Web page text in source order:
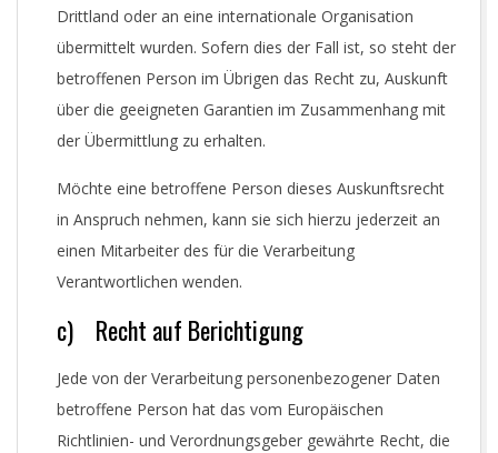
Drittland oder an eine internationale Organisation
übermittelt wurden. Sofern dies der Fall ist, so steht der
betroffenen Person im Übrigen das Recht zu, Auskunft
über die geeigneten Garantien im Zusammenhang mit
der Übermittlung zu erhalten.
Möchte eine betroffene Person dieses Auskunftsrecht
in Anspruch nehmen, kann sie sich hierzu jederzeit an
einen Mitarbeiter des für die Verarbeitung
Verantwortlichen wenden.
c) Recht auf Berichtigung
Jede von der Verarbeitung personenbezogener Daten
betroffene Person hat das vom Europäischen
Richtlinien- und Verordnungsgeber gewährte Recht, die